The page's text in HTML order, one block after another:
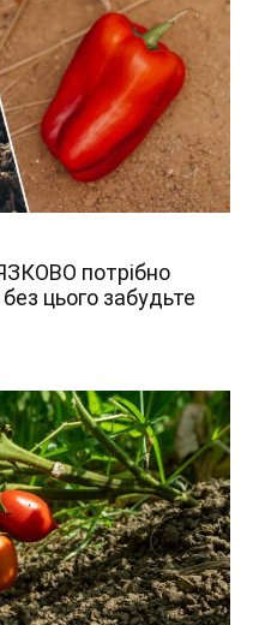
потрібно
цього забудьте